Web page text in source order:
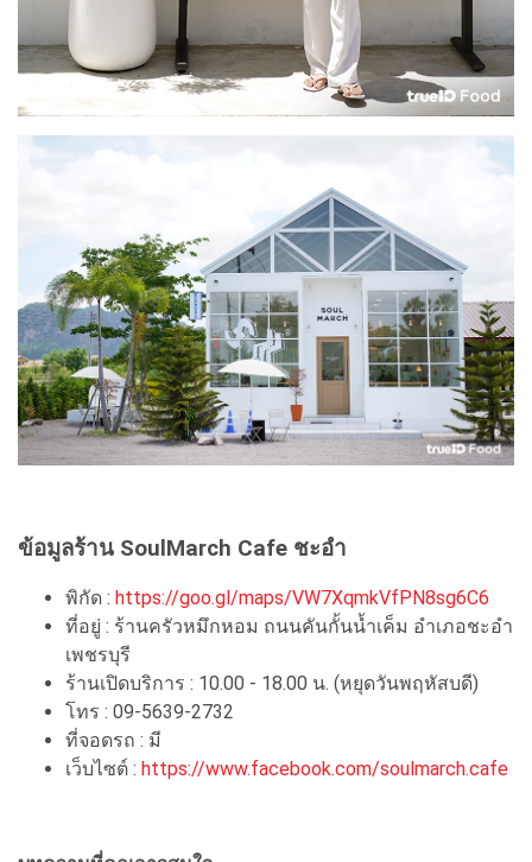
ข้อมูลร้าน SoulMarch Cafe ชะอำ
พิกัด : https://goo.gl/maps/VW7XqmkVfPN8sg6C6
ที่อยู่ : ร้านครัวหมึกหอม ถนนคันกั้นน้ำเค็ม อำเภอชะอำ
เพชรบุรี
ร้านเปิดบริการ : 10.00 - 18.00 น. (หยุดวันพฤหัสบดี)
โทร : 09-5639-2732
ที่จอดรถ : มี
เว็บไซต์ : https://www.facebook.com/soulmarch.cafe